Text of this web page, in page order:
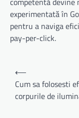
experimentată în
pentru a naviga
pay-per-click.
Navigare
în
articole
⟵
Cum sa folosesti
corpurile de